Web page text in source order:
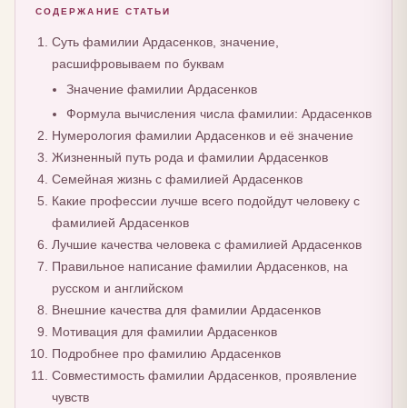
СОДЕРЖАНИЕ СТАТЬИ
Суть фамилии Ардасенков, значение,
расшифровываем по буквам
Значение фамилии Ардасенков
Формула вычисления числа фамилии: Ардасенков
Нумерология фамилии Ардасенков и её значение
Жизненный путь рода и фамилии Ардасенков
Семейная жизнь с фамилией Ардасенков
Какие профессии лучше всего подойдут человеку с
фамилией Ардасенков
Лучшие качества человека с фамилией Ардасенков
Правильное написание фамилии Ардасенков, на
русском и английском
Внешние качества для фамилии Ардасенков
Мотивация для фамилии Ардасенков
Подробнее про фамилию Ардасенков
Совместимость фамилии Ардасенков, проявление
чувств